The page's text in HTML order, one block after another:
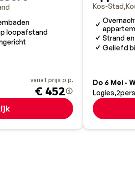
loopafstand
vanaf prijs p.p.
€ 452
Kos-Stad
Strand
Geliefd
Do 6 Mei -
Logies 2